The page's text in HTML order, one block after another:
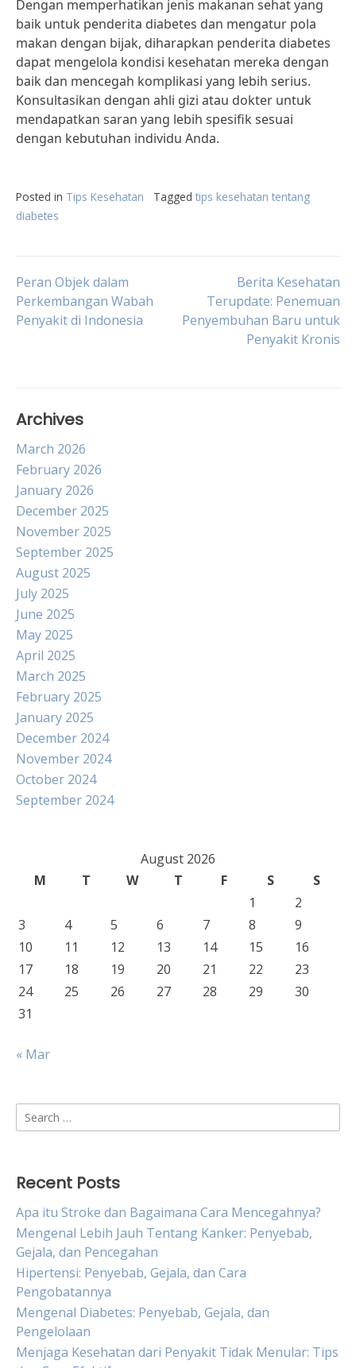
Dengan memperhatikan jenis makanan sehat yang
baik untuk penderita diabetes dan mengatur pola
makan dengan bijak, diharapkan penderita diabetes
dapat mengelola kondisi kesehatan mereka dengan
baik dan mencegah komplikasi yang lebih serius.
Konsultasikan dengan ahli gizi atau dokter untuk
mendapatkan saran yang lebih spesifik sesuai
dengan kebutuhan individu Anda.
Posted in Tips Kesehatan Tagged tips kesehatan tentang
diabetes
Post
navigation
Peran Objek dalam
Perkembangan Wabah
Penyakit di Indonesia
Berita Kesehatan
Terupdate: Penemuan
Penyembuhan Baru untuk
Penyakit Kronis
Archives
March 2026
February 2026
January 2026
December 2025
November 2025
September 2025
August 2025
July 2025
June 2025
May 2025
April 2025
March 2025
February 2025
January 2025
December 2024
November 2024
October 2024
September 2024
August 2026
M
T W T F S
S
1
2
3
4 5 6 7 8
9
10
11 12 13 14 15
16
17
18 19 20 21 22
23
24
25 26 27 28 29
30
31
« Mar
Search
for:
Recent Posts
Apa itu Stroke dan Bagaimana Cara Mencegahnya?
Mengenal Lebih Jauh Tentang Kanker: Penyebab,
Gejala, dan Pencegahan
Hipertensi: Penyebab, Gejala, dan Cara
Pengobatannya
Mengenal Diabetes: Penyebab, Gejala, dan
Pengelolaan
Menjaga Kesehatan dari Penyakit Tidak Menular: Tips